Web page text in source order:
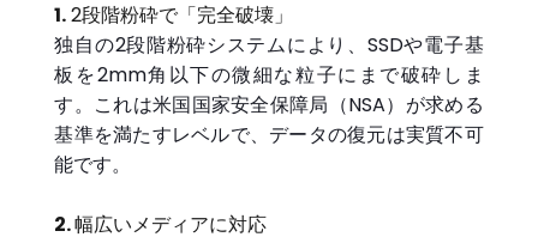
1.2段階粉砕で「完全破壊」
独自の2段階粉砕システムにより、SSDや電子基
板を2mm角以下の微細な粒子にまで破砕しま
す。これは米国国家安全保障局（NSA）が求める
基準を満たすレベルで、データの復元は実質不可
能です。
2.幅広いメディアに対応